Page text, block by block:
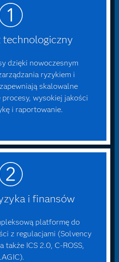
technologiczny
dzięki nowoczesnym
ryzykiem i
skalowalne
wysokiej jakości
i raportowanie.
i finansów
platformę do
z regulacjami (Solvency
także ICS 2.0, C-ROSS,